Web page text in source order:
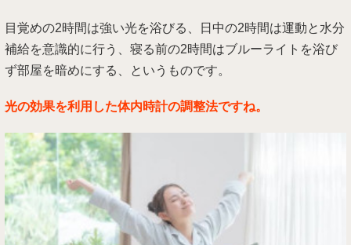
目覚めの2時間は強い光を浴びる、日中の2時間は運動と水分
補給を意識的に行う、寝る前の2時間はブルーライトを浴び
ず部屋を暗めにする、というものです。
光の効果を利用した体内時計の調整法ですね。